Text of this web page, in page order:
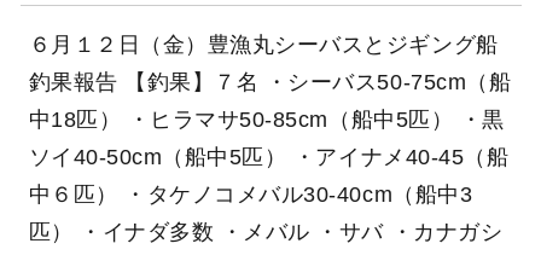
６月１２日（金）豊漁丸シーバスとジギング船
釣果報告 【釣果】７名 ・シーバス50-75cm（船
中18匹） ・ヒラマサ50-85cm（船中5匹） ・黒
ソイ40-50cm（船中5匹） ・アイナメ40-45（船
中６匹） ・タケノコメバル30-40cm（船中3
匹） ・イナダ多数 ・メバル ・サバ ・カナガシ